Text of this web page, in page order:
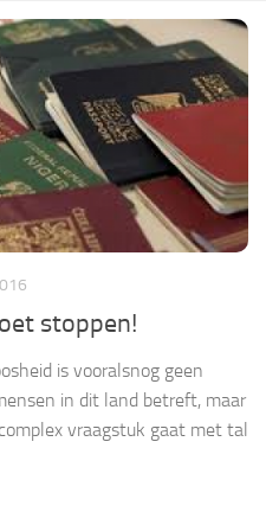
stoppen!
is vooralsnog geen
in dit land betreft, maar
vraagstuk gaat met tal